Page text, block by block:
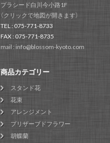
プラシード白川今小路1F
（クリックで地図が開きます）
TEL : 075-771-8733
FAX : 075-771-8735
mail : info@blossom-kyoto.com
商品カテゴリー
スタンド花
花束
アレンジメント
プリザーブドフラワー
胡蝶蘭